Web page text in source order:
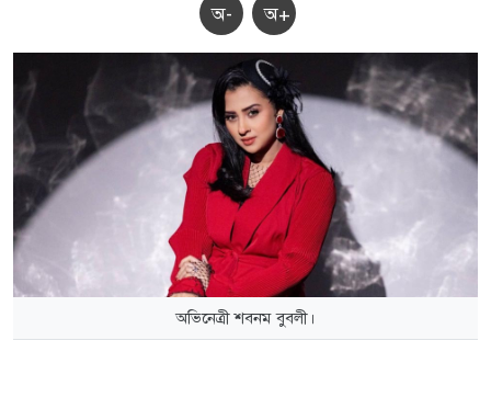
অ- অ+
অভিনেত্রী শবনম বুবলী।